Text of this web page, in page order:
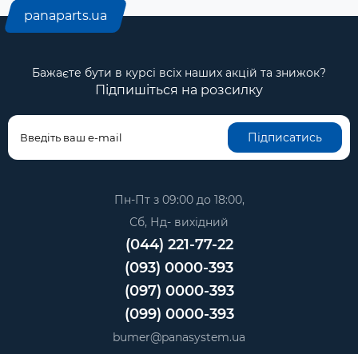
panaparts.ua
Бажаєте бути в курсі всіх наших акцій та знижок?
Підпишіться на розсилку
Підписатись
Пн-Пт з 09:00 до 18:00,
Сб, Нд- вихідний
(044) 221-77-22
(093) 0000-393
(097) 0000-393
(099) 0000-393
bumer@panasystem.ua